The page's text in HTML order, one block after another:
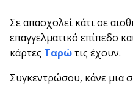
Σε απασχολεί κάτι σε
επαγγελματικό επίπεδο
κάρτες Ταρώτις έχουν.
Συγκεντρώσου, κάνε μια